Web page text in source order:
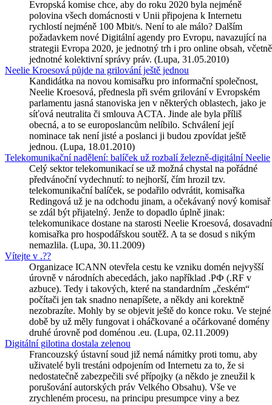
Evropská komise chce, aby do roku 2020 byla nejméně
polovina všech domácnosti v Unii připojena k Internetu
rychlostí nejméně 100 Mbit/s. Není to ale málo? Dalším
požadavkem nové Digitální agendy pro Evropu, navazující na
strategii Evropa 2020, je jednotný trh i pro online obsah, včetně
jednotné kolektivní správy práv. (Lupa, 31.05.2010)
Neelie Kroesová půjde na grilování ještě jednou
Kandidátka na novou komisařku pro informační společnost,
Neelie Kroesová, přednesla při svém grilování v Evropském
parlamentu jasná stanoviska jen v některých oblastech, jako je
síťová neutralita či smlouva ACTA. Jinde ale byla příliš
obecná, a to se europoslancům nelíbilo. Schválení její
nominace tak není jisté a poslanci ji budou zpovídat ještě
jednou. (Lupa, 18.01.2010)
Telekomunikační nadělení: balíček už rozbalí železně-digitální Neelie
Celý sektor telekomunikací se už možná chystal na pořádné
předvánoční vydechnutí: to nejhorší, čím hrozil tzv.
telekomunikační balíček, se podařilo odvrátit, komisařka
Redingová už je na odchodu jinam, a očekávaný nový komisař
se zdál být přijatelný. Jenže to dopadlo úplně jinak:
telekomunikace dostane na starosti Neelie Kroesová, dosavadní
komisařka pro hospodářskou soutěž. A ta se dosud s nikým
nemazlila. (Lupa, 30.11.2009)
Vítejte v .??
Organizace ICANN otevřela cestu ke vzniku domén nejvyšší
úrovně v národních abecedách, jako například .РФ (.RF v
azbuce). Tedy i takových, které na standardním „českém“
počítači jen tak snadno nenapíšete, a někdy ani korektně
nezobrazíte. Mohly by se objevit ještě do konce roku. Ve stejné
době by už měly fungovat i oháčkované a očárkované domény
druhé úrovně pod doménou .eu. (Lupa, 02.11.2009)
Digitální gilotina dostala zelenou
Francouzský ústavní soud již nemá námitky proti tomu, aby
uživatelé byli trestáni odpojením od Internetu za to, že si
nedostatečně zabezpečili své přípojky (a někdo je zneužil k
porušování autorských práv Velkého Obsahu). Vše ve
zrychleném procesu, na principu presumpce viny a bez